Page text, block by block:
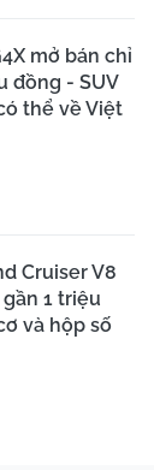
mở bán chỉ
đồng - SUV
thể về Việt
Cruiser V8
1 triệu
và hộp số